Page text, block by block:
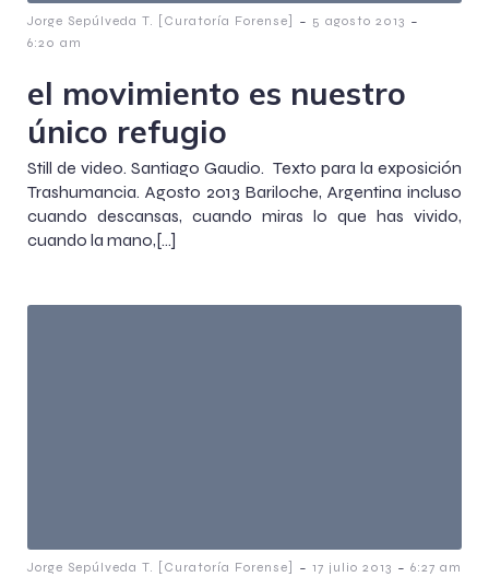
Jorge Sepúlveda T. [Curatoría Forense] - 5 agosto 2013 -
6:20 am
el movimiento es nuestro
único refugio
Still de video. Santiago Gaudio. Texto para la exposición
Trashumancia. Agosto 2013 Bariloche, Argentina incluso
cuando descansas, cuando miras lo que has vivido,
cuando la mano,[…]
Jorge Sepúlveda T. [Curatoría Forense] - 17 julio 2013 - 6:27 am